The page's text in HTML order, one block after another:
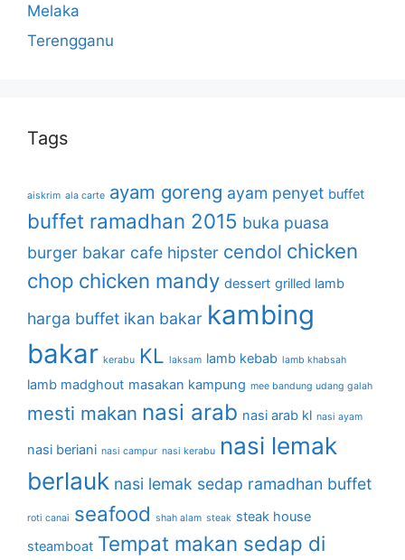
Melaka
Terengganu
Tags
aiskrim ala carte ayam goreng ayam penyet buffet
buffet ramadhan 2015 buka puasa
burger bakar cafe hipster cendol chicken
chop chicken mandy dessert grilled lamb
harga buffet ikan bakar kambing
bakar kerabu KL laksam lamb kebab lamb khabsah
lamb madghout masakan kampung mee bandung udang galah
mesti makan nasi arab nasi arab kl nasi ayam
nasi beriani nasi campur nasi kerabu nasi lemak
berlauk nasi lemak sedap ramadhan buffet
roti canai seafood shah alam steak steak house
steamboat Tempat makan sedap di